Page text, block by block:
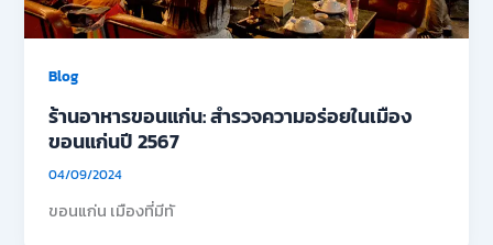
Blog
ร้านอาหารขอนแก่น: สำรวจความอร่อยในเมือง
ขอนแก่นปี 2567
04/09/2024
ขอนแก่น เมืองที่มีทั